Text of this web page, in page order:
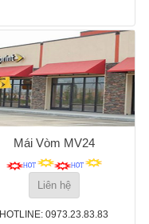
Mái Vòm MV24
Liên hệ
HOTLINE: 0973.23.83.83